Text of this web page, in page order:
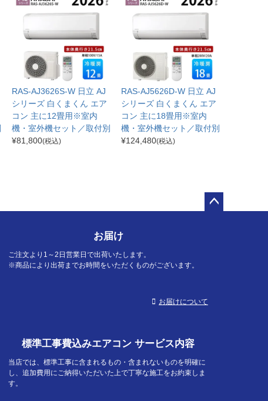
RAS-AJ3626S-W 日立 AJ
シリーズ 白くまくん エア
コン 主に12畳用※室内
機・室外機セット／取付別
¥81,800(税込)
RAS-AJ5626D-W 日立 AJ
シリーズ 白くまくん エア
コン 主に18畳用※室内
機・室外機セット／取付別
¥124,480(税込)
お届け
ご注文より1～2日営業日で出荷いたします。
※商品により出荷までお時間をいただくものがございます。
お届けについて
標準工事費込みエアコン サービス内容
当店では、標準工事に含まれるもの・含まれないものを明確に
し、追加費用にご納得いただいた上で丁寧な施工をお約束しま
す。